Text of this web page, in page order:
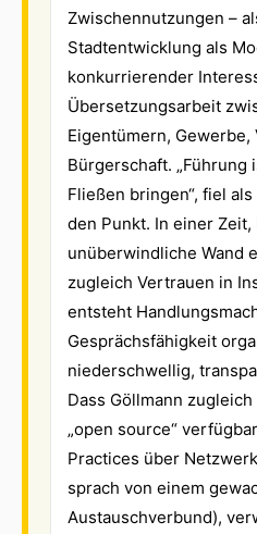
Zwischennutzungen –
Stadtentwicklung als
konkurrierender
Übersetzungsarbeit
Eigentümern,
Bürgerschaft. „Führung
Fließen bringen“, fiel
den Punkt. In einer
unüberwindliche Wand
zugleich Vertrauen in
entsteht
Gesprächsfähigkeit
niederschwellig,
Dass Göllmann
„open source“
Practices über
sprach von einem
Austauschverbund),